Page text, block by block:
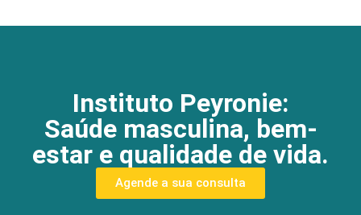
Instituto Peyronie:
Saúde masculina, bem-
estar e qualidade de vida.
Agende a sua consulta